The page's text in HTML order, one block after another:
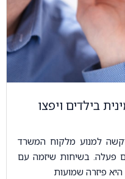
בילדים ויפצו
למנוע מלקוח המשרד
פעלה. בשיחות שיזמה עם
פיזרה שמועות